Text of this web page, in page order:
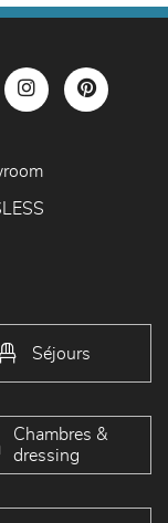
Séjours
Chambres &
dressing